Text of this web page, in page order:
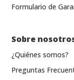
Formulario de
Sobre
¿Quiénes somos?
Preguntas